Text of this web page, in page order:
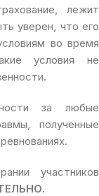
лежит
уверен, что его
во время
условия не
за любые
полученные
участников